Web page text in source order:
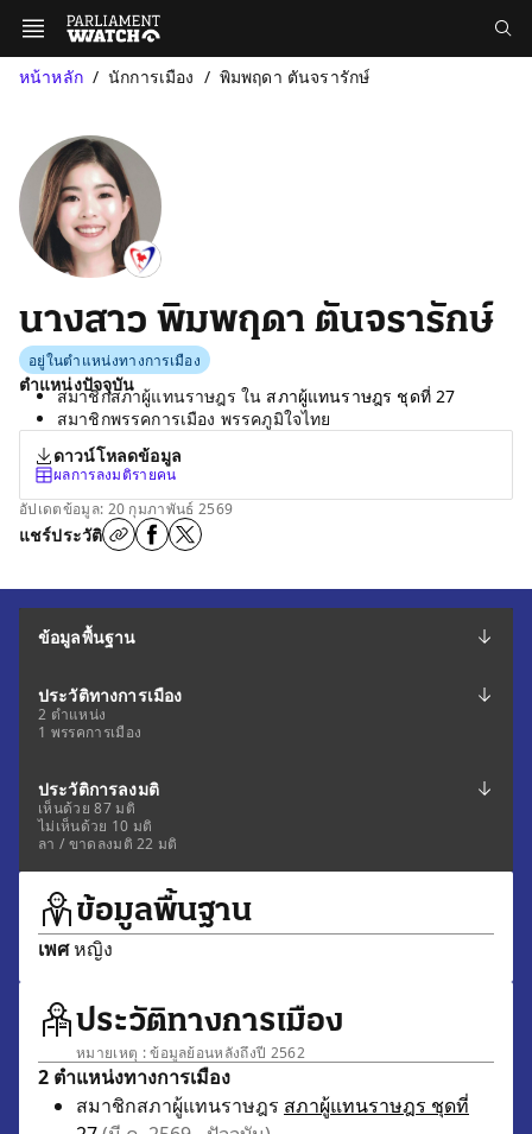
หน้าหลัก นักการเมือง พิมพฤดา ตันจรารักษ์
นางสาว พิมพฤดา ตันจรารักษ์
อยู่ในตำแหน่งทางการเมือง
ตำแหน่งปัจจุบัน
สมาชิกสภาผู้แทนราษฎร ใน สภาผู้แทนราษฎร ชุดที่ 27
สมาชิกพรรคการเมือง พรรคภูมิใจไทย
ดาวน์โหลดข้อมูล
ผลการลงมติรายคน
อัปเดตข้อมูล: 20 กุมภาพันธ์ 2569
แชร์ประวัติ
ข้อมูลพื้นฐาน
ประวัติทางการเมือง
2 ตำแหน่ง
1 พรรคการเมือง
ประวัติการลงมติ
เห็นด้วย 87 มติ
ไม่เห็นด้วย 10 มติ
ลา / ขาดลงมติ 22 มติ
ข้อมูลพื้นฐาน
เพศหญิง
ประวัติทางการเมือง
หมายเหตุ : ข้อมูลย้อนหลังถึงปี 2562
2 ตำแหน่งทางการเมือง
สมาชิกสภาผู้แทนราษฎร สภาผู้แทนราษฎร ชุดที่